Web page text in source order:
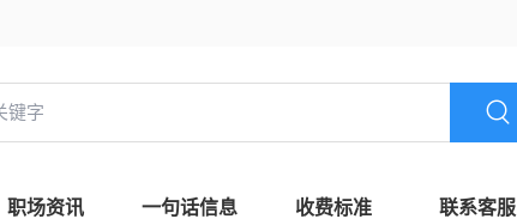
职场资讯 一句话信息 收费标准 联系客服